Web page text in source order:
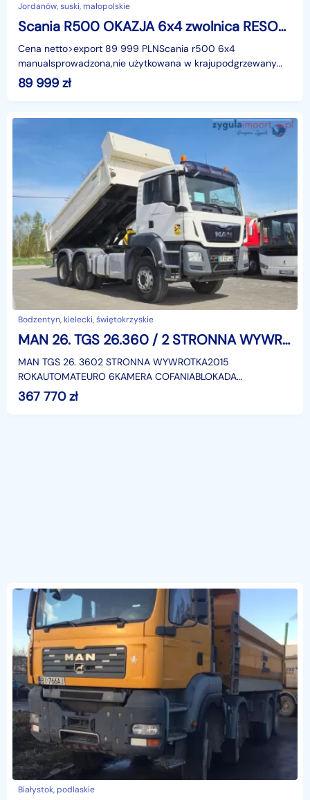
Jordanów, suski, małopolskie
Scania R500 OKAZJA 6x4 zwolnica RESOR/RESOR (man volvo mercedes daf )
Cena netto>export 89 999 PLNScania r500 6x4
manualsprowadzona,nie użytkowana w krajupodgrzewany
kipersystem dociążenia 2 osi GEHABdobry stan techniczny
opłac
89 999 zł
Bodzentyn, kielecki, świętokrzyskie
MAN 26. TGS 26.360 / 2 STRONNA WYWROTKA / EURO 6
MAN TGS 26. 3602 STRONNA WYWROTKA2015
ROKAUTOMATEURO 6KAMERA COFANIABLOKADA
MOSTUDMC - 26 000 KGMASA WŁASNA - 13 887
KGŁADOWNOŚĆ - 12 113 KGSiedziba firmy: ul.
367 770zł
Białystok, podlaskie